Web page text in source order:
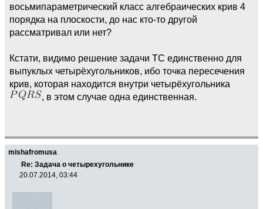
восьмипараметрический класс алгебраических крив 4
порядка на плоскости, до нас кто-то другой
рассматривал или нет?
Кстати, видимо решение задачи ТС единственно для
выпуклых четырёхугольников, ибо точка пересечения
крив, которая находится внутри четырёхугольника
, в этом случае одна единственная.
mishafromusa
Re: Задача о четырехугольнике
20.07.2014, 03:44